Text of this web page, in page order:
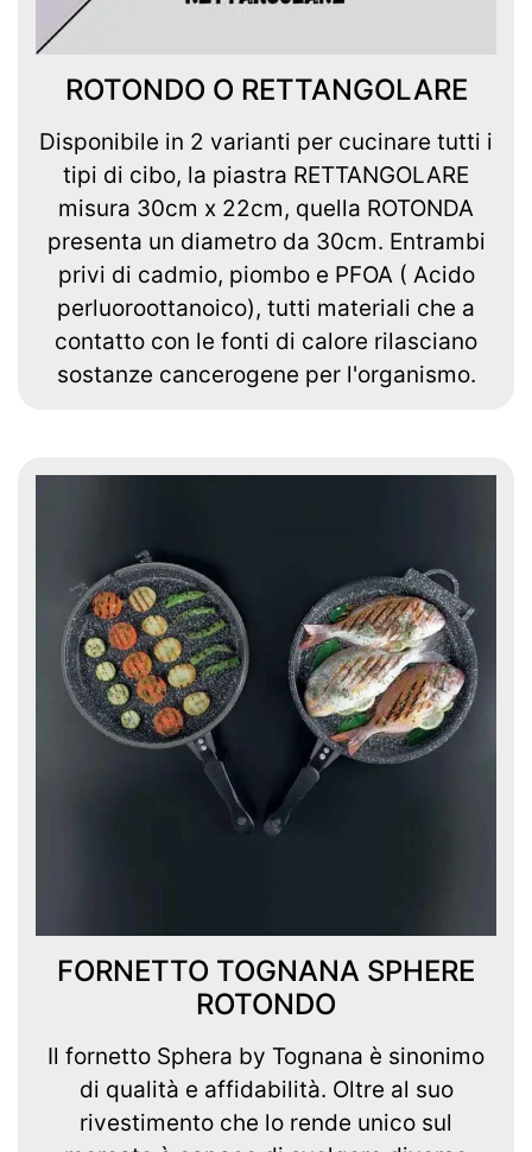
ROTONDO O RETTANGOLARE
Disponibile in 2 varianti per cucinare tutti i
tipi di cibo, la piastra RETTANGOLARE
misura 30cm x 22cm, quella ROTONDA
presenta un diametro da 30cm. Entrambi
privi di cadmio, piombo e PFOA ( Acido
perluoroottanoico), tutti materiali che a
contatto con le fonti di calore rilasciano
sostanze cancerogene per l'organismo.
FORNETTO TOGNANA SPHERE
ROTONDO
Il fornetto Sphera by Tognana è sinonimo
di qualità e affidabilità. Oltre al suo
rivestimento che lo rende unico sul